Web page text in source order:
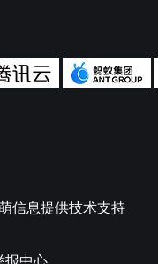
信息提供技术支持